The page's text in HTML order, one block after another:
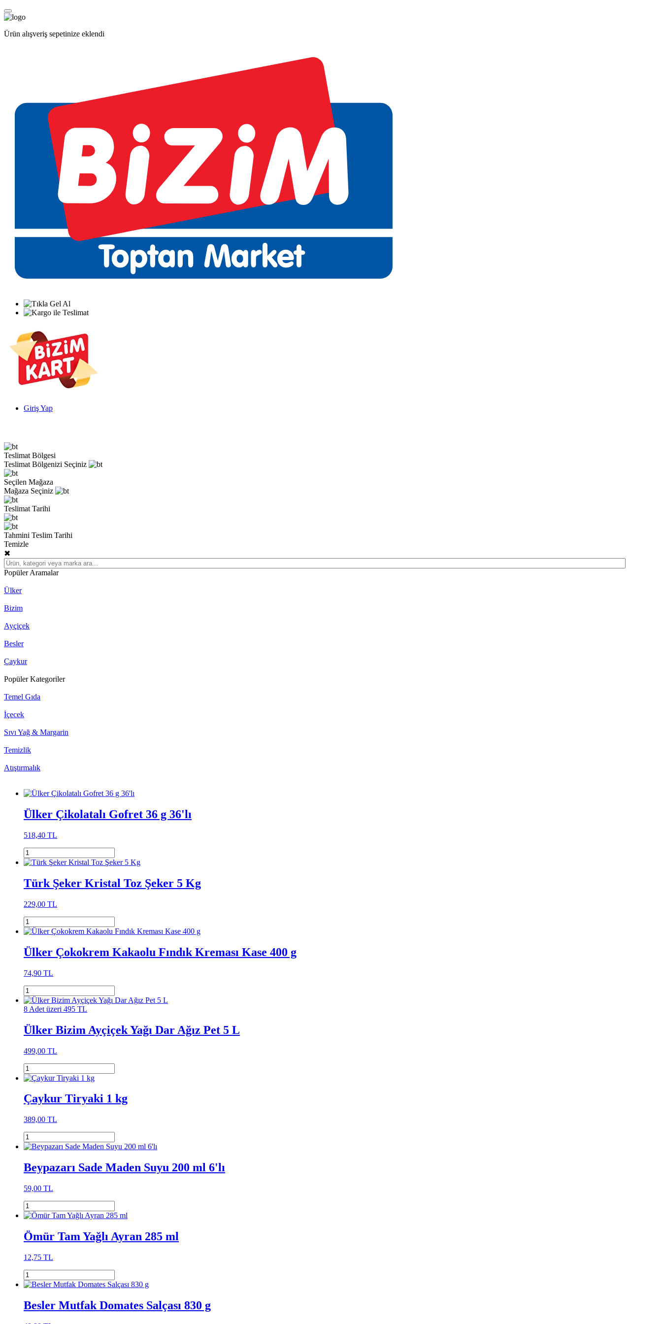
Ürün alışveriş sepetinize eklendi
Giriş Yap
Teslimat Bölgesi
Teslimat Bölgenizi Seçiniz
Seçilen Mağaza
Mağaza Seçiniz
Teslimat Tarihi
Tahmini Teslim Tarihi
Temizle
✖
Popüler Aramalar
Ülker
Bizim
Ayçiçek
Besler
Çaykur
Popüler Kategoriler
Temel Gıda
İçecek
Sıvı Yağ & Margarin
Temizlik
Atıştırmalık
Ülker Çikolatalı Gofret 36 g 36'lı
518,40 TL
Türk Şeker Kristal Toz Şeker 5 Kg
229,00 TL
Ülker Çokokrem Kakaolu Fındık Kreması Kase 400 g
74,90 TL
8 Adet üzeri 495 TL
Ülker Bizim Ayçiçek Yağı Dar Ağız Pet 5 L
499,00 TL
Çaykur Tiryaki 1 kg
389,00 TL
Beypazarı Sade Maden Suyu 200 ml 6'lı
59,00 TL
Ömür Tam Yağlı Ayran 285 ml
12,75 TL
Besler Mutfak Domates Salçası 830 g